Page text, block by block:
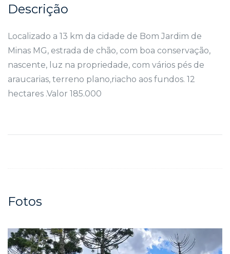
Descrição
Localizado a 13 km da cidade de Bom Jardim de
Minas MG, estrada de chão, com boa conservação,
nascente, luz na propriedade, com vários pés de
araucarias, terreno plano,riacho aos fundos. 12
hectares .Valor 185.000
Fotos